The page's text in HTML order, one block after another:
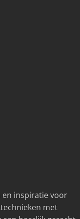
en inspiratie voor
met